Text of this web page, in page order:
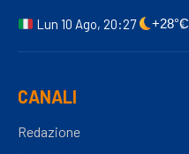
Lun 10 Ago, 20:27 +28°C
CANALI
Redazione